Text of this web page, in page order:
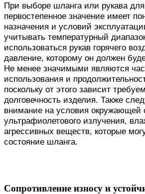
При выборе шланга или рукава для
первостепенное значение имеет
назначения и условий
учитывать температурный
использоваться рукав горячего
давление, которому он должен
Не менее значимыми являются
использования и
поскольку от этого зависит
долговечность изделия. Также
внимание на условия окружающей
ультрафиолетового излучения,
агрессивных веществ, которые
состояние шланга.
Сопротивление износу и